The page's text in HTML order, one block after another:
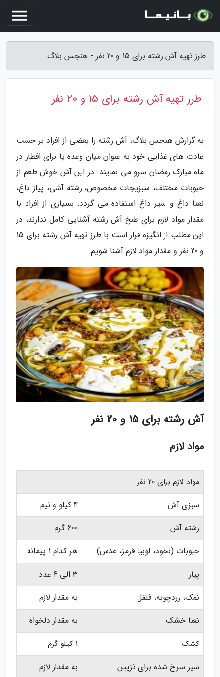
طرز تهیه آش رشته برای 15 و 20 نفر - هنجس بلاگ
طرز تهیه آش رشته برای 15 و 20 نفر
به گزارش هنجس بلاگ، آش رشته را بعضی از افراد بر حسب
عادت های غذایی خود به عنوان میان وعده یا برای افطار در
ماه مبارک رمضان سرو می نمایند. در این آش خوش طعم از
حبوبات مختلف، سبزیجات مخصوص، رشته آشی، پیاز داغ،
نعنا داغ و سیر داغ استفاده می گردد. بسیاری از افراد با
مقدار مواد لازم برای طبخ آش رشته آشنایی کامل ندارند، در
این مطلب از انگیزه قرار است با طرز تهیه آش رشته برای 15
و 20 نفر و مقدار مواد لازم آشنا شویم.
آش رشته برای 15 و 20 نفر
مواد لازم
مواد لازم برای 20 نفر
سبزی آش
4 کیلو و نیم
رشته آش
600 گرم
حبوبات (نخود، لوبیا قرمز، عدس)
هر کدام 1 پیمانه
پیاز
3 الی 4 عدد
نمک، زردچوبه، فلفل
به مقدار لازم
نعنا خشک
به مقدار دلخواه
کشک
1 کیلو گرم
سیر سرخ شده برای تزیین
به مقدار لازم